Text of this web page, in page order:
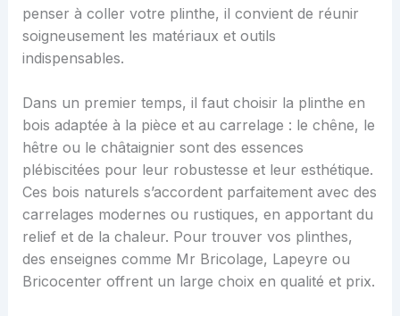
penser à coller votre plinthe, il convient de réunir
soigneusement les matériaux et outils
indispensables.
Dans un premier temps, il faut choisir la plinthe en
bois adaptée à la pièce et au carrelage : le chêne, le
hêtre ou le châtaignier sont des essences
plébiscitées pour leur robustesse et leur esthétique.
Ces bois naturels s’accordent parfaitement avec des
carrelages modernes ou rustiques, en apportant du
relief et de la chaleur. Pour trouver vos plinthes,
des enseignes comme Mr Bricolage, Lapeyre ou
Bricocenter offrent un large choix en qualité et prix.